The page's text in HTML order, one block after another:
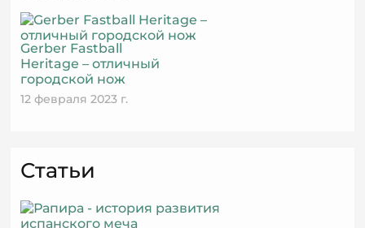
Gerber Fastball
Heritage – отличный
городской нож
12 февраля 2023 г.
Статьи